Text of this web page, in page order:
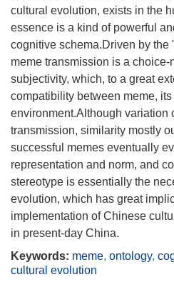
cultural evolution, exists in the
essence is a kind of powerful
cognitive schema.Driven by the
meme transmission is a
subjectivity, which, to a great
compatibility between meme,
environment.Although variation
transmission, similarity mostly
successful memes eventually
representation and norm, and
stereotype is essentially the
evolution, which has great
implementation of Chinese
in present-day China.
Keywords: meme, ontology,
cultural evolution